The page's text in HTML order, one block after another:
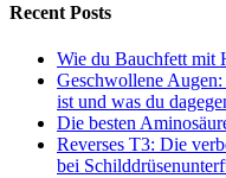
Recent Posts
Wie du Bauchfett mit
Geschwollene
ist und was du
Die besten
Reverses T3: Die
bei